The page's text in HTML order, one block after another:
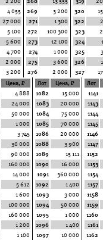
4 055
27 000
5 100
5 600
4 700
2 000
3 200
269
3 200
271
1 300
272
100 300
273
12 100
274
1 000
275
3 600
276
2 000
320
322
323
324
325
326
327
Цена, ₽
4 888
24 000
50 000
1 000
3 745
30 000
90 000
160 000
14 000
5 612
1 600
100 000
160 000
1 200
1 100
Лот
Цена, ₽
1082
15 000
1083
20 000
1084
75 000
1085
70 000
1086
20 000
1088
3 900
1089
15 111
1090
16 000
1091
360 000
1092
1 400
1093
3 000
1094
50 000
1095
1 000
1096
1 400
1097
10 000
Лот
1141
1143
1144
1145
1146
1147
1152
1153
1154
1157
1158
1159
1160
1161
1162